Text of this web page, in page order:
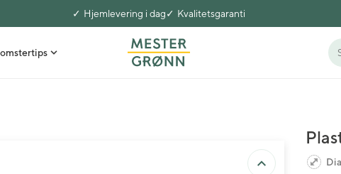
Hjemlevering i dag Kvalitetsgaranti